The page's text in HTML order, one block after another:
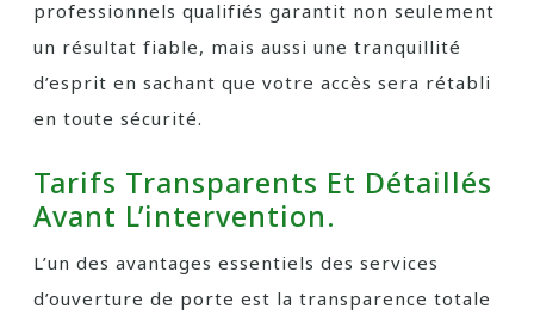
professionnels qualifiés garantit non seulement
un résultat fiable, mais aussi une tranquillité
d’esprit en sachant que votre accès sera rétabli
en toute sécurité.
Tarifs Transparents Et Détaillés
Avant L’intervention.
L’un des avantages essentiels des services
d’ouverture de porte est la transparence totale